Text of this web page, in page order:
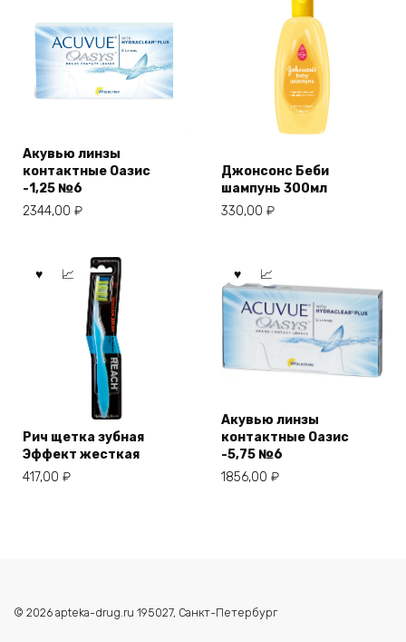
Акувью линзы
контактные Оазис
-1,25 №6
2344,00 ₽
Джонсонс Беби
шампунь 300мл
330,00 ₽
Рич щетка зубная
Эффект жесткая
417,00 ₽
Акувью линзы
контактные Оазис
-5,75 №6
1856,00 ₽
© 2026 apteka-drug.ru 195027, Санкт-Петербург